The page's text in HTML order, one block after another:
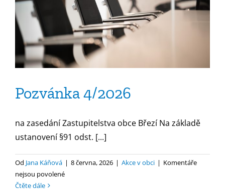
Pozvánka 4/2026
na zasedání Zastupitelstva obce Březí Na základě
ustanovení §91 odst. [...]
Od Jana Káňová | 8 června, 2026 | Akce v obci | Komentáře
nejsou povolenéu
Čtěte dále